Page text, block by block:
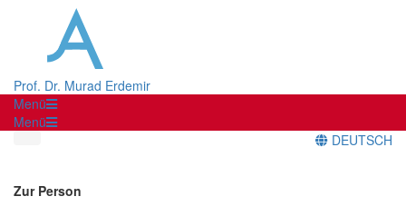
Prof. Dr. Murad Erdemir
Menü
Menü
DEUTSCH
Zur Person